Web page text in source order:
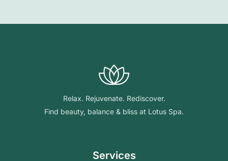
Relax. Rejuvenate. Rediscover.
Find beauty, balance & bliss at Lotus Spa.
Services